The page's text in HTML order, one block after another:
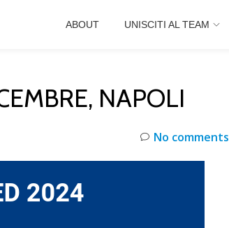
ABOUT UNISCITI AL TEAM
NAPOLI
No comments